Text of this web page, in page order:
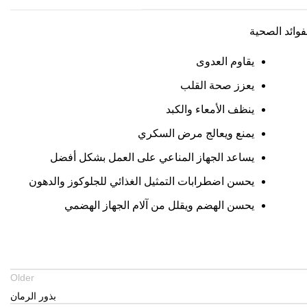
الصحية
يقاوم العدوى
يعزز صحة القلب
ينظف الأمعاء والكبد
يمنع ويعالج مرض السكري
يساعد الجهاز المناعي على العمل بشكل أفضل
يحسن اضطرابات التمثيل الغذائي للجلوكوز والدهون
يحسن الهضم ويقلل من آلام الجهاز الهضمي
Older
بذور الرمان